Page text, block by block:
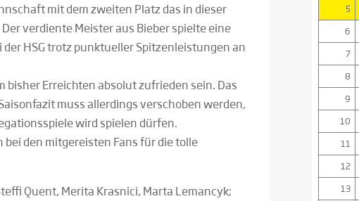
mit dem zweiten Platz das in dieser
verdiente Meister aus Bieber spielte eine
HSG trotz punktueller Spitzenleistungen an
Erreichten absolut zufrieden sein. Das
muss allerdings verschoben werden,
wird spielen dürfen.
den mitgereisten Fans für die tolle
Quent, Merita Krasnici, Marta Lemancyk;
5
6
7
8
9
10
11
12
13